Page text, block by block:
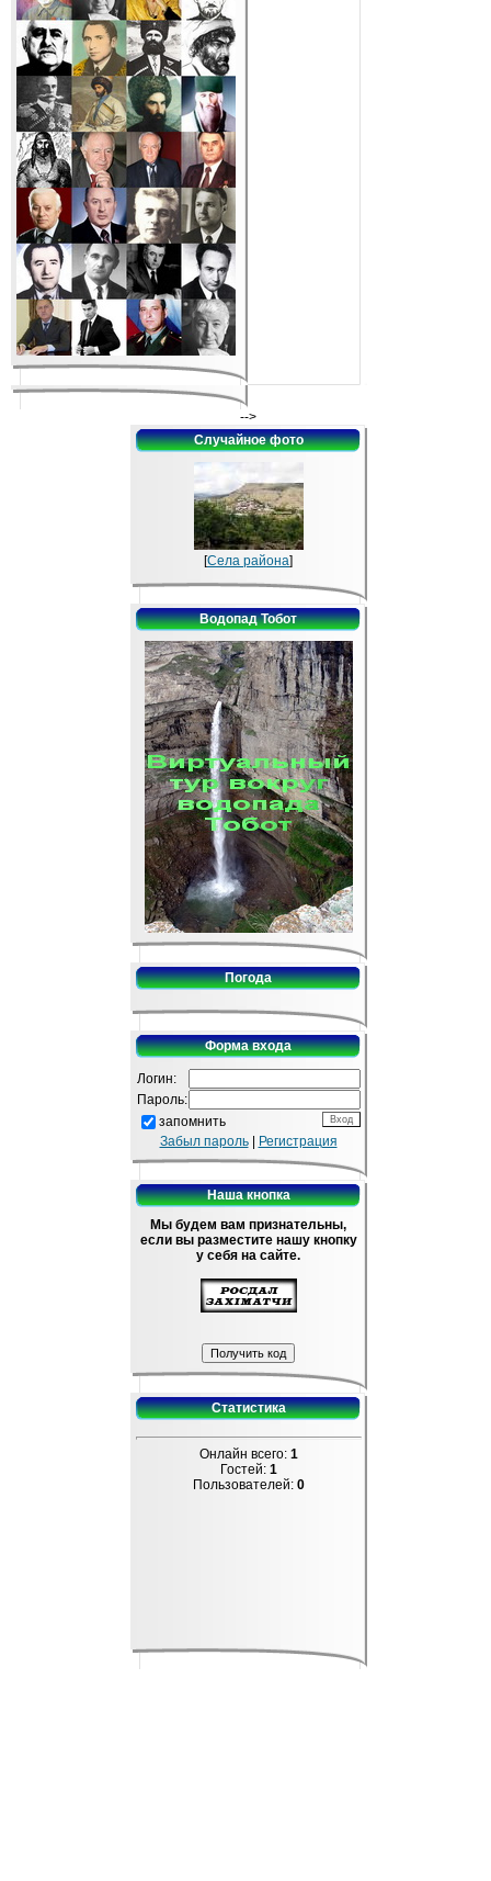
-->
Случайное фото
[Села района]
Водопад Тобот
Погода
Форма входа
Логин:
Пароль:
запомнить
Забыл пароль| Регистрация
Наша кнопка
Мы будем вам признательны,
если вы разместите нашу кнопку
у себя на сайте.
Статистика
Онлайн всего: 1
Гостей: 1
Пользователей: 0